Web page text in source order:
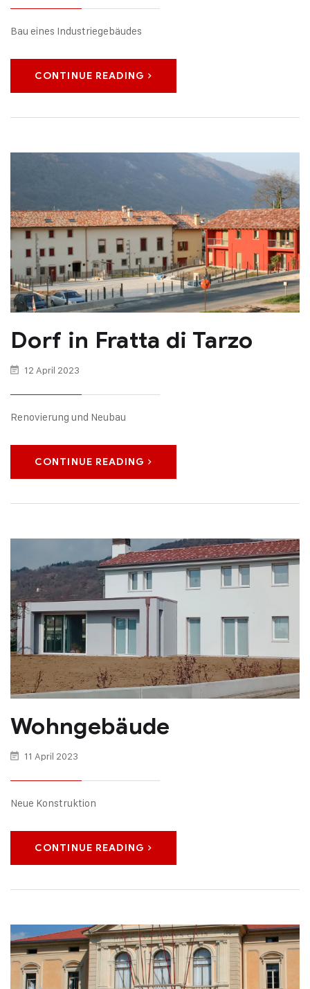
Bau eines Industriegebäudes
CONTINUE READING
Dorf in Fratta di Tarzo
12 April 2023
Renovierung und Neubau
CONTINUE READING
Wohngebäude
11 April 2023
Neue Konstruktion
CONTINUE READING